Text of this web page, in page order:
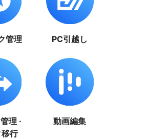
管理 PC引越し
理 ·
行
動画編集